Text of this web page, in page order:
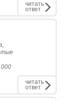
читать
ответ
читать
ответ